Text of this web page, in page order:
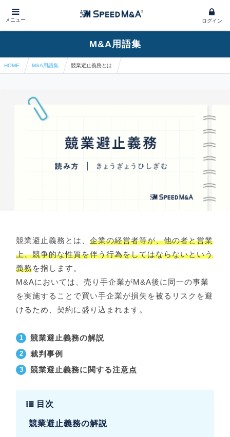
メニュー ログイン
M&A用語集
HOME M&A用語集 競業避止義務とは
競業避止義務とは、企業の経営者等が、他の者と営業
上、競争的な性質を伴う行為をしてはならないという
義務を指します。
M&Aにおいては、売り手企業がM&A後に同一の事業
を実施することで買い手企業が損失を被るリスクを避
けるため、契約に盛り込まれます。
競業避止義務の解説
裁判事例
競業避止義務に関する注意点
目次
競業避止義務の解説